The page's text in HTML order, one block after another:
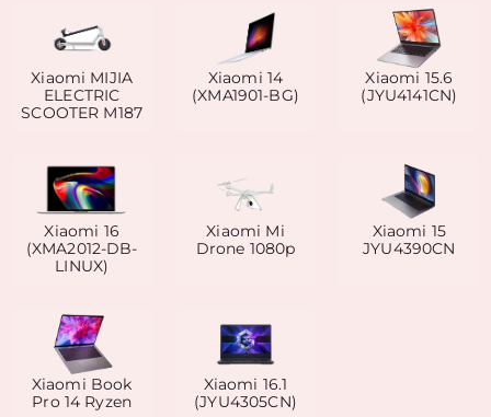
Xiaomi MIJIA
ELECTRIC
SCOOTER M187
Xiaomi 14
(XMA1901-BG)
Xiaomi 15.6
(JYU4141CN)
Xiaomi 16
(XMA2012-DB-
LINUX)
Xiaomi Mi
Drone 1080p
Xiaomi 15
JYU4390CN
Xiaomi Book
Pro 14 Ryzen
Xiaomi 16.1
(JYU4305CN)